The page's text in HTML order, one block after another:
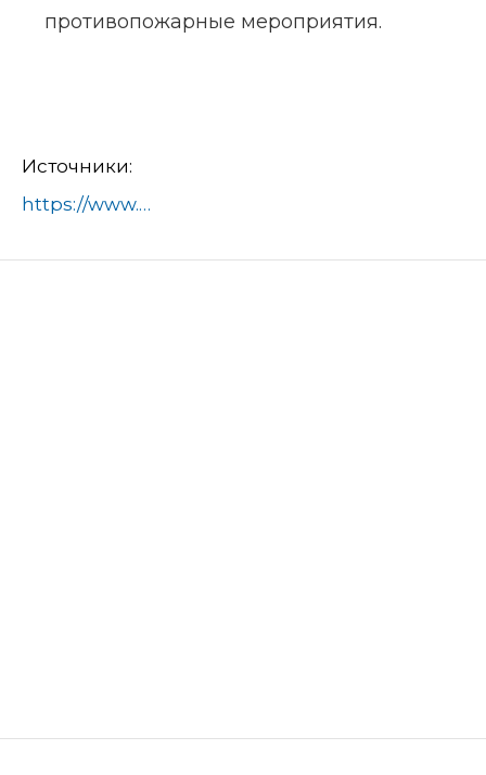
противопожарные мероприятия.
Источники:
https://www.domod.ru/city/info/news/domodedovskie_lesnichie_gotovyatsya_k_provedeniyu_vesennikh_rabot/